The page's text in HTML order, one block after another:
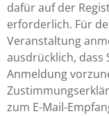
dafür auf der
erforderlich. Für
Veranstaltung
ausdrücklich, dass
Anmeldung
zum E-Mail-